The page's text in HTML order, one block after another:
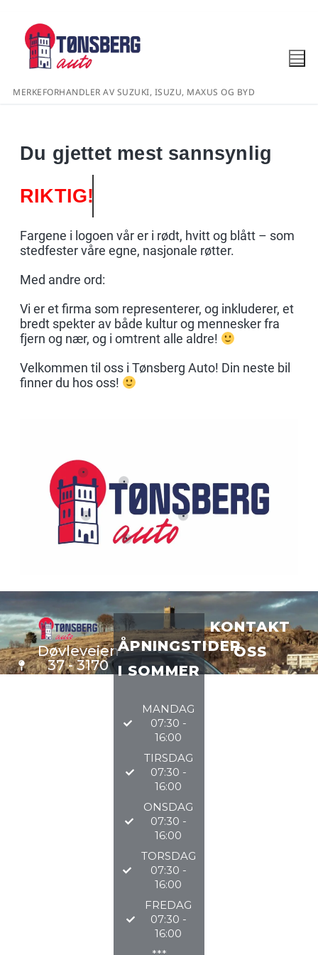
MERKEFORHANDLER AV SUZUKI, ISUZU, MAXUS OG BYD
Du gjettet mest sannsynlig
RIKTIG!
Fargene i logoen vår er i rødt, hvitt og blått – som
stedfester våre egne, nasjonale røtter.
Med andre ord:
Vi er et firma som representerer, og inkluderer, et
bredt spekter av både kultur og mennesker fra
fjern og nær, og i omtrent alle aldre!
Velkommen til oss i Tønsberg Auto! Din neste bil
finner du hos oss!
Døvleveien
37 - 3170
Sem
ÅPNINGSTIDER
I SOMMER
MANDAG
07:30 -
16:00
TIRSDAG
07:30 -
16:00
ONSDAG
07:30 -
16:00
TORSDAG
07:30 -
16:00
FREDAG
07:30 -
16:00
KONTAKT
OSS